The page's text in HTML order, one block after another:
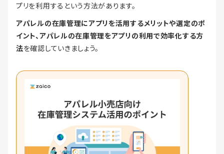
プリを利用するという方法があります。
アパレルの在庫管理にアプリを活用するメリットや選定のポ
イント、アパレルの在庫管理をアプリの利用で効率化する方
法を確認していきましょう。